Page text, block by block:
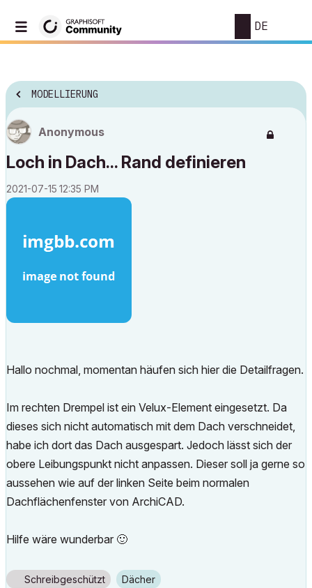
DE
MODELLIERUNG
Anonymous
Loch in Dach... Rand definieren
‎2021-07-15 12:35 PM
Hallo nochmal, momentan häufen sich hier die Detailfragen.
Im rechten Drempel ist ein Velux-Element eingesetzt. Da
dieses sich nicht automatisch mit dem Dach verschneidet,
habe ich dort das Dach ausgespart. Jedoch lässt sich der
obere Leibungspunkt nicht anpassen. Dieser soll ja gerne so
aussehen wie auf der linken Seite beim normalen
Dachflächenfenster von ArchiCAD.
Hilfe wäre wunderbar 🙂
Schreibgeschützt Dächer